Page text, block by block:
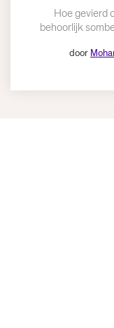
Hoe gevierd
behoorlijk
door